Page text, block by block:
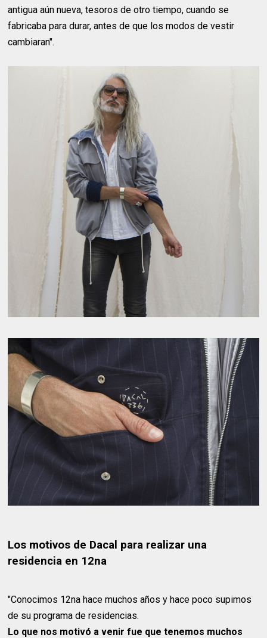
antigua aún nueva, tesoros de otro tiempo, cuando se
fabricaba para durar, antes de que los modos de vestir
cambiaran".
Los motivos de Dacal para realizar una
residencia en 12na
"Conocimos 12na hace muchos años y hace poco supimos
de su programa de residencias.
Lo que nos motivó a venir fue que tenemos muchos